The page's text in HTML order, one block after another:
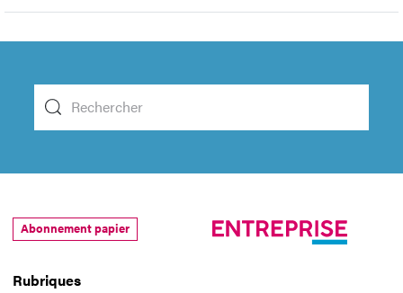
Rubriques
Abonnement papier